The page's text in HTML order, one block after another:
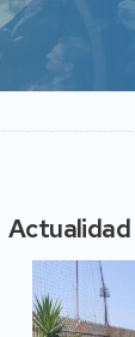
Actualidad